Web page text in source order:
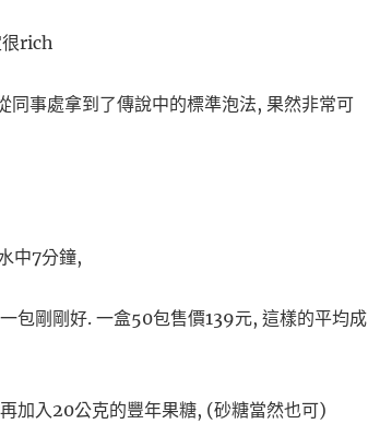
很rich
同事處拿到了傳說中的標準泡法, 果然非常可
中7分鐘,
包剛剛好. 一盒50包售價139元, 這樣的平均成
加入20公克的豐年果糖, (砂糖當然也可)